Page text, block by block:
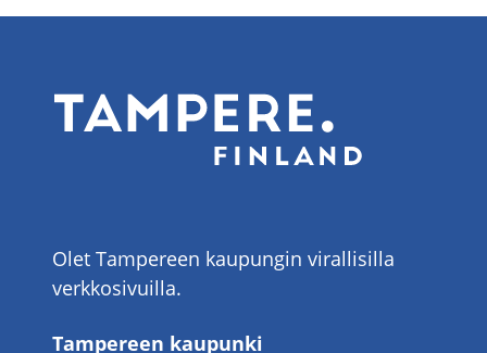
Olet Tampereen kaupungin virallisilla
verkkosivuilla.
Tampereen kaupunki